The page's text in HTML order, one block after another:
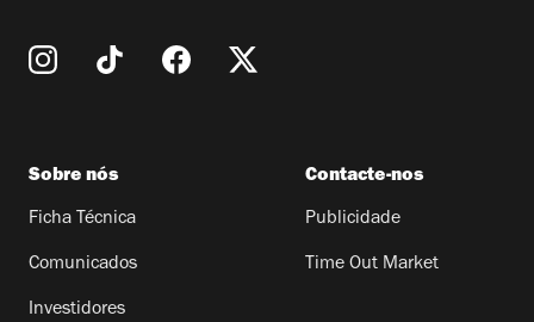
Sobre nós
Ficha Técnica
Comunicados
Investidores
Contacte-nos
Publicidade
Time Out Market